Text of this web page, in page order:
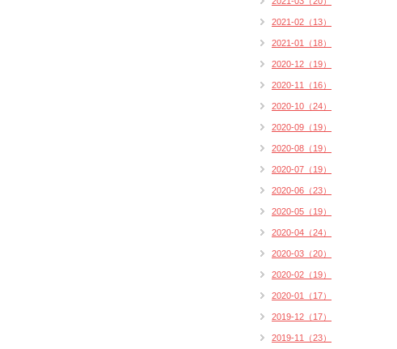
2021-02（13）
2021-01（18）
2020-12（19）
2020-11（16）
2020-10（24）
2020-09（19）
2020-08（19）
2020-07（19）
2020-06（23）
2020-05（19）
2020-04（24）
2020-03（20）
2020-02（19）
2020-01（17）
2019-12（17）
2019-11（23）